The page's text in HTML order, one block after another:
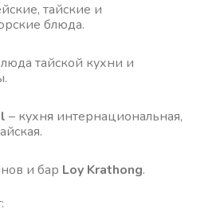
тайские и
блюда.
тайской кухни и
– кухня интернациональная,
и бар Loy Krathong.